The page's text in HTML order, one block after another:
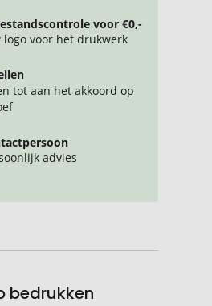
voor €0,-
voor het drukwerk
tot aan het akkoord op
advies
bedrukken